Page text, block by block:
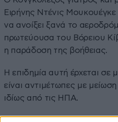
Ειρήνης Ντένις
να ανοίξει ξανά το
πρωτεύουσα του Βόρειου
η παράδοση της βοήθειας.
Η επιδημία αυτή έρχεται σε
είναι αντιμέτωπες με
ιδίως από τις ΗΠΑ.